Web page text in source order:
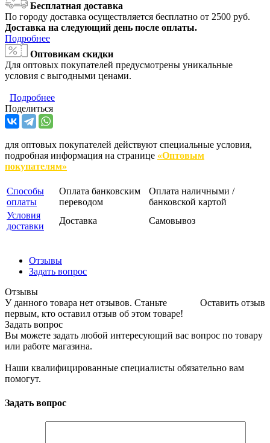
Бесплатная доставка
По городу доставка осуществляется бесплатно от 2500 руб.
Доставка на следующий день после оплаты.
Подробнее
Оптовикам скидки
Для оптовых покупателей предусмотрены уникальные
условия с выгодными ценами.
Подробнее
Поделиться
для оптовых покупателей действуют специальные условия,
подробная информация на странице «Оптовым
покупателям»
Способы
оплаты
Оплата банковским
переводом
Оплата наличными /
банковской картой
Условия
доставки
Доставка Самовывоз
Отзывы
Задать вопрос
Отзывы
Оставить отзыв
У данного товара нет отзывов. Станьте
первым, кто оставил отзыв об этом товаре!
Задать вопрос
Вы можете задать любой интересующий вас вопрос по товару
или работе магазина.
Наши квалифицированные специалисты обязательно вам
помогут.
Задать вопрос